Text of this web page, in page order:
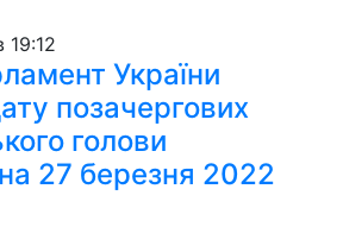
України
позачергових
голови
27 березня 2022